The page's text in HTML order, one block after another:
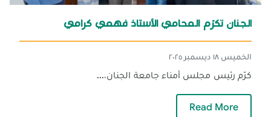
الجنان تكرّم المحامي الأستاذ فهمي كرامي
الخميس ١٨ ديسمبر ٢٠٢٥
كرّم رئيس مجلس أمناء جامعة الجنان،...
Read More